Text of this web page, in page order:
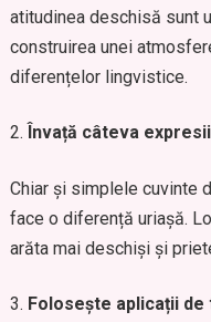
atitudinea deschisă sunt
construirea unei
diferențelor lingvistice.
Învață câteva
Chiar și simplele cuvinte
face o diferență uriașă.
arăta mai deschiși și
Folosește aplicații